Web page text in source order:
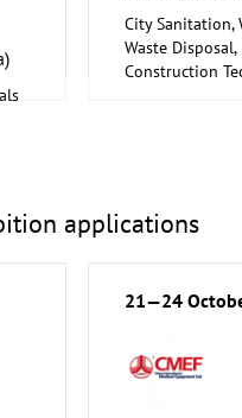
City Sanitation,
Waste
Construction
applications
21—24